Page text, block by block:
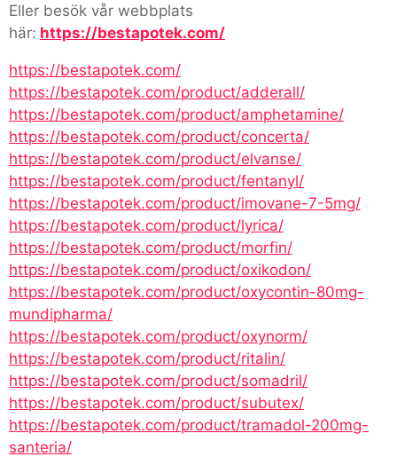
Eller besök vår webbplats
här: https://bestapotek.com/
https://bestapotek.com/
https://bestapotek.com/product/adderall/
https://bestapotek.com/product/amphetamine/
https://bestapotek.com/product/concerta/
https://bestapotek.com/product/elvanse/
https://bestapotek.com/product/fentanyl/
https://bestapotek.com/product/imovane-7-5mg/
https://bestapotek.com/product/lyrica/
https://bestapotek.com/product/morfin/
https://bestapotek.com/product/oxikodon/
https://bestapotek.com/product/oxycontin-80mg-
mundipharma/
https://bestapotek.com/product/oxynorm/
https://bestapotek.com/product/ritalin/
https://bestapotek.com/product/somadril/
https://bestapotek.com/product/subutex/
https://bestapotek.com/product/tramadol-200mg-
santeria/